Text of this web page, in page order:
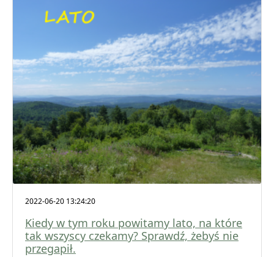
2022-06-20 13:24:20
Kiedy w tym roku powitamy lato, na które
tak wszyscy czekamy? Sprawdź, żebyś nie
przegapił.